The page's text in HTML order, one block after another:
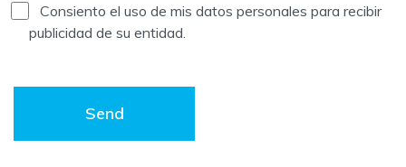
Consiento el uso de mis datos personales para recibir
publicidad de su entidad.
Send